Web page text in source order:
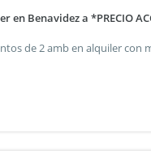
Benavidez a *PRECIO